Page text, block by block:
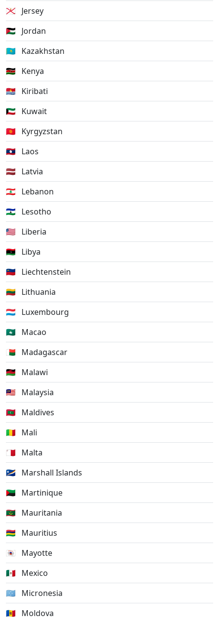
🇯🇪 Jersey
🇯🇴 Jordan
🇰🇿 Kazakhstan
🇰🇪 Kenya
🇰🇮 Kiribati
🇰🇼 Kuwait
🇰🇬 Kyrgyzstan
🇱🇦 Laos
🇱🇻 Latvia
🇱🇧 Lebanon
🇱🇸 Lesotho
🇱🇷 Liberia
🇱🇾 Libya
🇱🇮 Liechtenstein
🇱🇹 Lithuania
🇱🇺 Luxembourg
🇲🇴 Macao
🇲🇬 Madagascar
🇲🇼 Malawi
🇲🇾 Malaysia
🇲🇻 Maldives
🇲🇱 Mali
🇲🇹 Malta
🇲🇭 Marshall Islands
🇲🇶 Martinique
🇲🇷 Mauritania
🇲🇺 Mauritius
🇾🇹
Mayotte
🇲🇽 Mexico
🇫🇲 Micronesia
🇲🇩 Moldova